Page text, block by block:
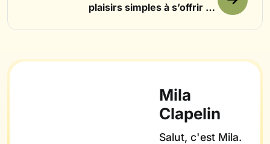
plaisirs simples à s’offrir en
Mila
Clapelin
Salut, c'est Mila.